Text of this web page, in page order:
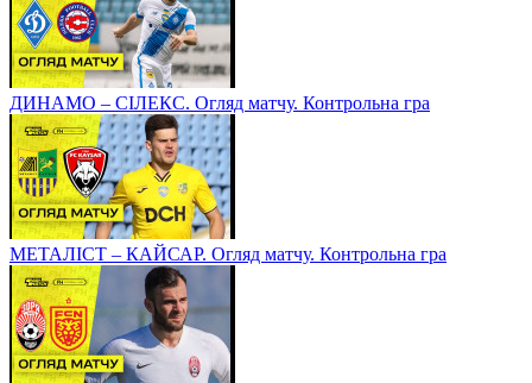
ДИНАМО – СІЛЕКС. Огляд матчу. Контрольна гра
МЕТАЛІСТ – КАЙСАР. Огляд матчу. Контрольна гра